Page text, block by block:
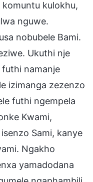
kulokhu,
nguwe.
nobubele Bami.
Ukuthi nje
futhi namanje
izimanga zezenzo
futhi ngempela
Kwami,
Sami, kanye
Ngakho
yamadodana